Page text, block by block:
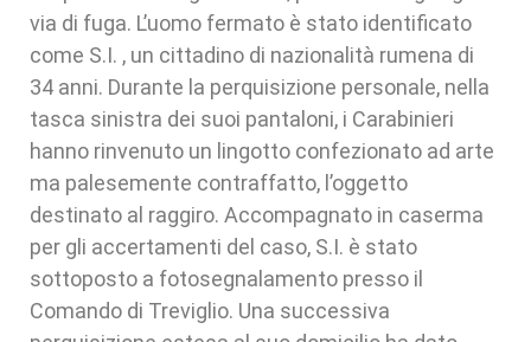
via di fuga. L’uomo fermato è stato identificato
come S.I. , un cittadino di nazionalità rumena di
34 anni. Durante la perquisizione personale, nella
tasca sinistra dei suoi pantaloni, i Carabinieri
hanno rinvenuto un lingotto confezionato ad arte
ma palesemente contraffatto, l’oggetto
destinato al raggiro. Accompagnato in caserma
per gli accertamenti del caso, S.I. è stato
sottoposto a fotosegnalamento presso il
Comando di Treviglio. Una successiva